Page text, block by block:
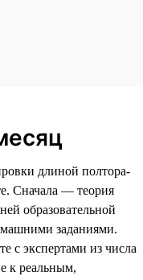
длиной полтора-
Сначала — теория
образовательной
заданиями.
с экспертами из числа
к реальным,